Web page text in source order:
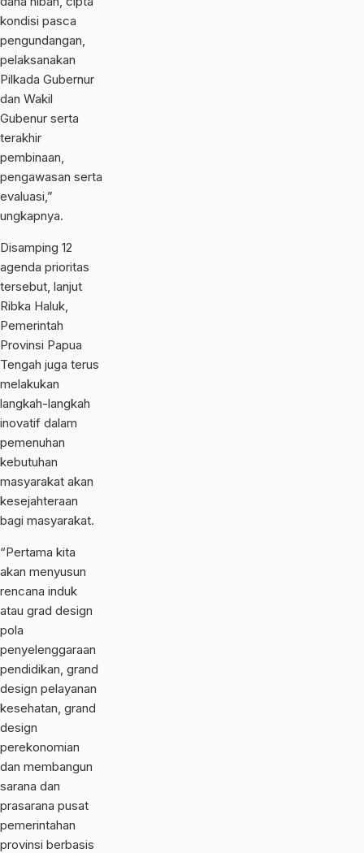
kondisi pasca
pengundangan,
pelaksanakan
Pilkada Gubernur
dan Wakil
Gubenur serta
terakhir
pembinaan,
pengawasan serta
evaluasi,”
ungkapnya.
Disamping 12
agenda prioritas
tersebut, lanjut
Ribka Haluk,
Pemerintah
Provinsi Papua
Tengah juga terus
melakukan
langkah-langkah
inovatif dalam
pemenuhan
kebutuhan
masyarakat akan
kesejahteraan
bagi masyarakat.
“Pertama kita
akan menyusun
rencana induk
atau grad design
pola
penyelenggaraan
pendidikan, grand
design pelayanan
kesehatan, grand
design
perekonomian
dan membangun
sarana dan
prasarana pusat
pemerintahan
provinsi berbasis